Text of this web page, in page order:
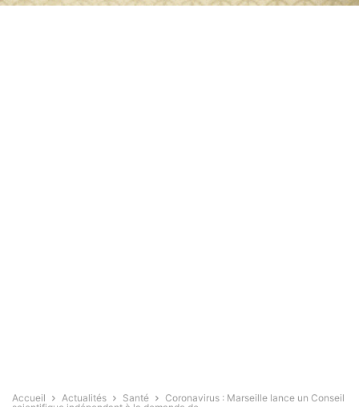
Accueil Actualités Santé
Coronavirus : Marseille lance un Conseil